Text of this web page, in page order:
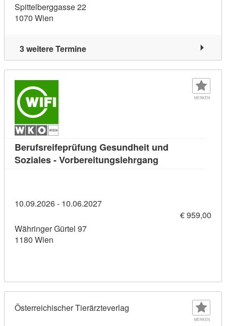
Spittelberggasse 22
1070 Wien
3 weitere Termine
MERKEN
Berufsreifeprüfung Gesundheit und
Soziales - Vorbereitungslehrgang
10.09.2026 - 10.06.2027
€ 959,00
Währinger Gürtel 97
1180 Wien
Österreichischer Tierärzteverlag
MERKEN